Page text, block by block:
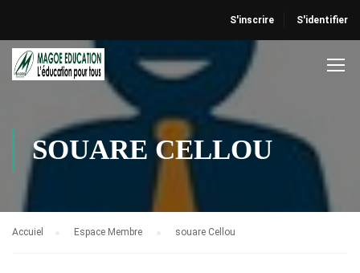
S'inscrire S'identifier
SOUARE CELLOU
Accuiel Espace Membre souare Cellou